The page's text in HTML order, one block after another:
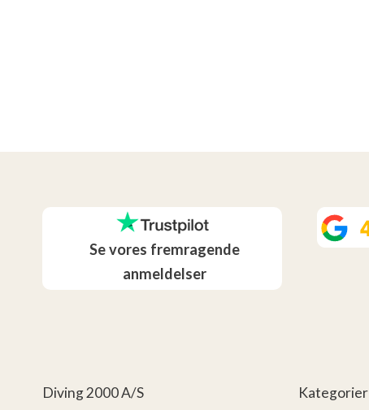
Se vores fremragende
anmeldelser
Diving 2000 A/S Kategorier